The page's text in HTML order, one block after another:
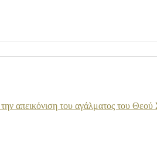
απεικόνιση του αγάλματος του